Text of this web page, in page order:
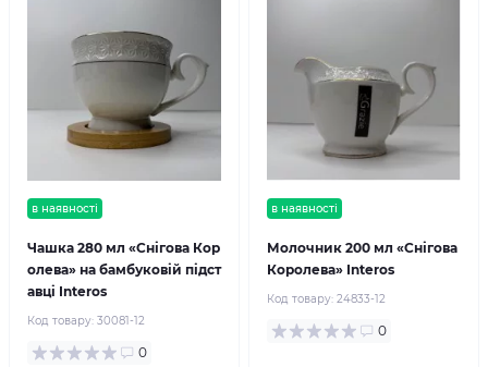
в наявності
Чашка 280 мл «Снігова Кор
олева» на бамбуковій підст
авці Interos
Код товару: 30081-12
0
в наявності
Молочник 200 мл «Снігова
Королева» Interos
Код товару: 24833-12
0